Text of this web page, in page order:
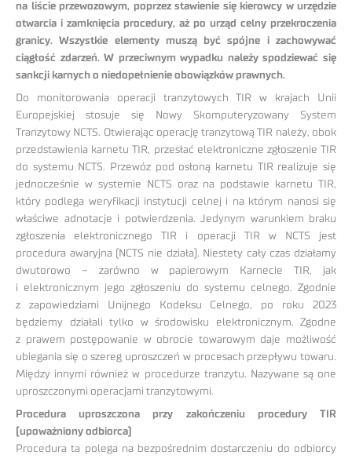
na liście przewozowym, poprzez stawienie się kierowcy w urzędzie
otwarcia i zamknięcia procedury, aż po urząd celny przekroczenia
granicy. Wszystkie elementy muszą być spójne i zachowywać
ciągłość zdarzeń. W przeciwnym wypadku należy spodziewać się
sankcji karnych o niedopełnienie obowiązków prawnych.
Do monitorowania operacji tranzytowych TIR w krajach Unii
Europejskiej stosuje się Nowy Skomputeryzowany System
Tranzytowy NCTS. Otwierając operację tranzytową TIR należy, obok
przedstawienia karnetu TIR, przesłać elektroniczne zgłoszenie TIR
do systemu NCTS. Przewóz pod osłoną karnetu TIR realizuje się
jednocześnie w systemie NCTS oraz na podstawie karnetu TIR,
który podlega weryfikacji instytucji celnej i na którym nanosi się
właściwe adnotacje i potwierdzenia. Jedynym warunkiem braku
zgłoszenia elektronicznego TIR i operacji TIR w NCTS jest
procedura awaryjna (NCTS nie działa). Niestety cały czas działamy
dwutorowo – zarówno w papierowym Karnecie TIR, jak
i elektronicznym jego zgłoszeniu do systemu celnego. Zgodnie
z zapowiedziami Unijnego Kodeksu Celnego, po roku 2023
będziemy działali tylko w środowisku elektronicznym. Zgodne
z prawem postępowanie w obrocie towarowym daje możliwość
ubiegania się o szereg uproszczeń w procesach przepływu towaru.
Między innymi również w procedurze tranzytu. Nazywane są one
uproszczonymi operacjami tranzytowymi.
Procedura uproszczona przy zakończeniu procedury TIR
(upoważniony odbiorca)
Procedura ta polega na bezpośrednim dostarczeniu do odbiorcy